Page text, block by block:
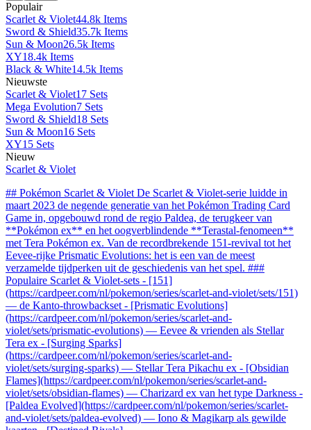
Populair
Scarlet & Violet44.8k Items
Sword & Shield35.7k Items
Sun & Moon26.5k Items
XY18.4k Items
Black & White14.5k Items
Nieuwste
Scarlet & Violet17 Sets
Mega Evolution7 Sets
Sword & Shield18 Sets
Sun & Moon16 Sets
XY15 Sets
Nieuw
Scarlet & Violet
## Pokémon Scarlet & Violet De Scarlet & Violet-serie luidde in
maart 2023 de negende generatie van het Pokémon Trading Card
Game in, opgebouwd rond de regio Paldea, de terugkeer van
**Pokémon ex** en het oogverblindende **Terastal-fenomeen**
met Tera Pokémon ex. Van de recordbrekende 151-revival tot het
Eevee-rijke Prismatic Evolutions: het is een van de meest
verzamelde tijdperken uit de geschiedenis van het spel. ###
Populaire Scarlet & Violet-sets - [151]
(https://cardpeer.com/nl/pokemon/series/scarlet-and-violet/sets/151)
— de Kanto-throwbackset - [Prismatic Evolutions]
(https://cardpeer.com/nl/pokemon/series/scarlet-and-
violet/sets/prismatic-evolutions) — Eevee & vrienden als Stellar
Tera ex - [Surging Sparks]
(https://cardpeer.com/nl/pokemon/series/scarlet-and-
violet/sets/surging-sparks) — Stellar Tera Pikachu ex - [Obsidian
Flames](https://cardpeer.com/nl/pokemon/series/scarlet-and-
violet/sets/obsidian-flames) — Charizard ex van het type Darkness -
[Paldea Evolved](https://cardpeer.com/nl/pokemon/series/scarlet-
and-violet/sets/paldea-evolved) — Iono & Magikarp als gewilde